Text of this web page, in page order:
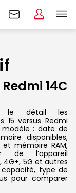
14C
le détail les
versus Redmi
modèle : date de
disponibles,
mémoire RAM,
l’appareil
5G et autres
type de
pour comparer